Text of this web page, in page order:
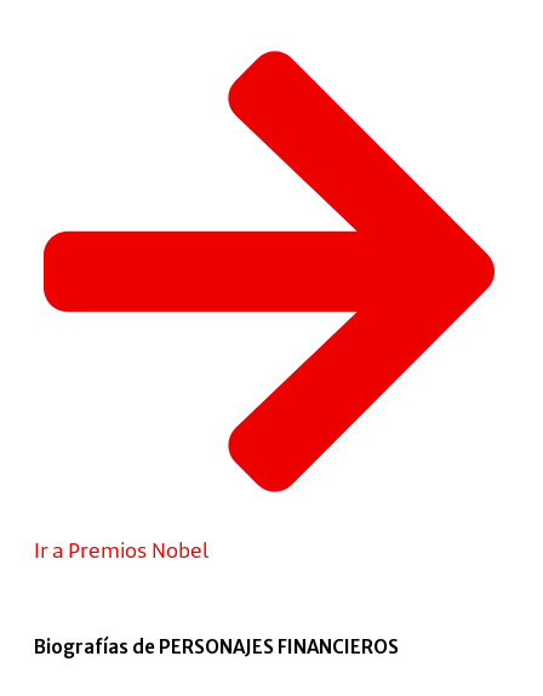
Ir a Premios Nobel
Biografías de PERSONAJES FINANCIEROS